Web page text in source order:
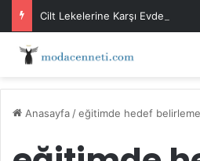
Cilt Lekelerine Karşı Evde Maske
Anasayfa /eğitimde hedef belirleme